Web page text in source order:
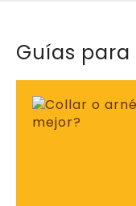
Collar O
¿cuál Es
Leer la guía